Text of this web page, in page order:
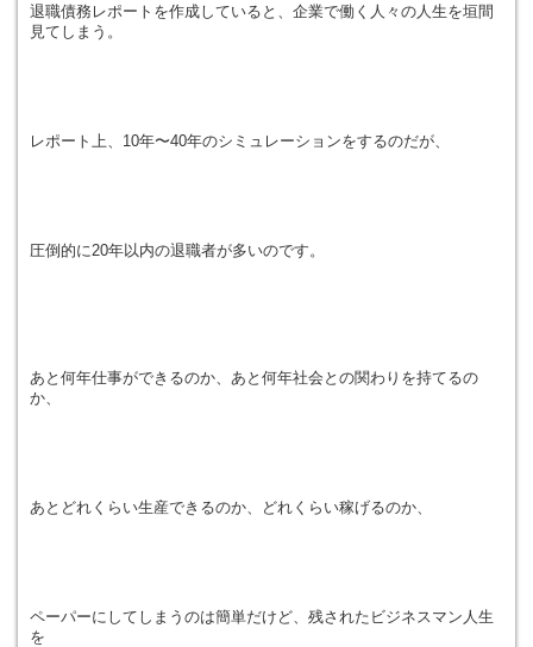
退職債務レポートを作成していると、企業で働く人々の人生を垣間
見てしまう。
レポート上、10年〜40年のシミュレーションをするのだが、
圧倒的に20年以内の退職者が多いのです。
あと何年仕事ができるのか、あと何年社会との関わりを持てるの
か、
あとどれくらい生産できるのか、どれくらい稼げるのか、
ペーパーにしてしまうのは簡単だけど、残されたビジネスマン人生
を